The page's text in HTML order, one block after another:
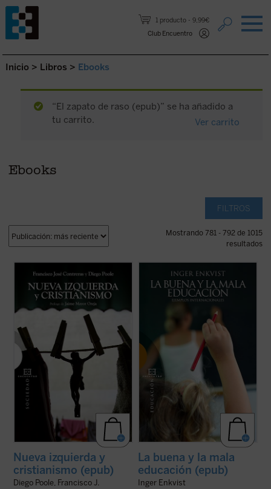
1 producto
9,99€
Club Encuentro
Saltar al contenido.
Inicio > Libros > Ebooks
“El zapato de raso (epub)” se ha añadido a
tu carrito.
Ver carrito
Ebooks
FILTROS
Mostrando 781 - 792 de 1015
resultados
La tesis central de este libro es que la
siglo XX en su programa clásico (el
socialismo), ha sustituido en el XXI la
revolución socio-económica por la moral-
cultural. Ideas y políticas como la ...(ver
Nueva izquierda y
cristianismo (epub)
Diego Poole, Francisco J.
El presente libro tiene el propósito de
explicar en qué consiste la buena calidad
educativa. Estudiando diversos sistemas
escolares, tanto con buenos como con
malos resultados, se muestran las razones
La buena y la mala
educación (epub)
Inger Enkvist